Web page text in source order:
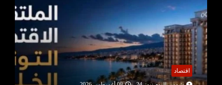
اقتصاد